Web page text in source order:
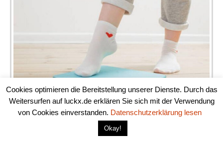
Gewicht machen!
Cookies optimieren die Bereitstellung unserer Dienste. Durch das
Weitersurfen auf luckx.de erklären Sie sich mit der Verwendung
von Cookies einverstanden. Datenschutzerklärung lesen
Okay!